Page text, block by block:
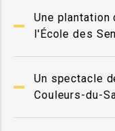
Une
l'École des
Un spectacle
Couleurs-du-